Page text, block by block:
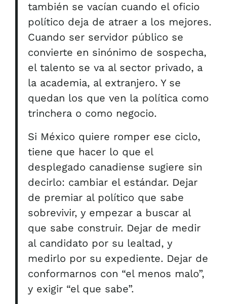
también se vacían cuando el oficio
político deja de atraer a los mejores.
Cuando ser servidor público se
convierte en sinónimo de sospecha,
el talento se va al sector privado, a
la academia, al extranjero. Y se
quedan los que ven la política como
trinchera o como negocio.
Si México quiere romper ese ciclo,
tiene que hacer lo que el
desplegado canadiense sugiere sin
decirlo: cambiar el estándar. Dejar
de premiar al político que sabe
sobrevivir, y empezar a buscar al
que sabe construir. Dejar de medir
al candidato por su lealtad, y
medirlo por su expediente. Dejar de
conformarnos con “el menos malo”,
y exigir “el que sabe”.